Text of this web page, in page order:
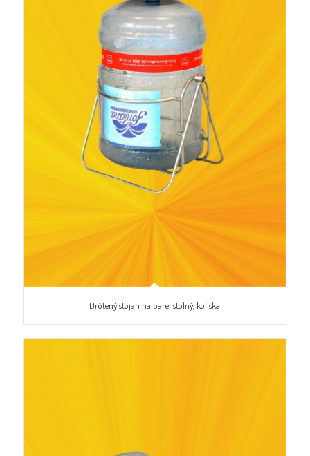
Drôtený stojan na barel stolný, kolíska